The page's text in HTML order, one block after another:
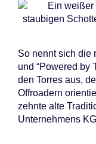
So nennt sich die
und “Powered by
den Tor­res aus,
Off­roa­dern
zehn­te alte
Un­ter­neh­mens